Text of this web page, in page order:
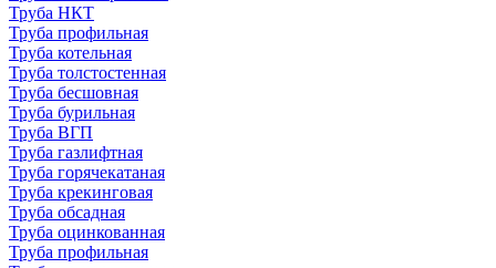
Труба НКТ
Труба профильная
Труба котельная
Труба толстостенная
Труба бесшовная
Труба бурильная
Труба ВГП
Труба газлифтная
Труба горячекатаная
Труба крекинговая
Труба обсадная
Труба оцинкованная
Труба профильная